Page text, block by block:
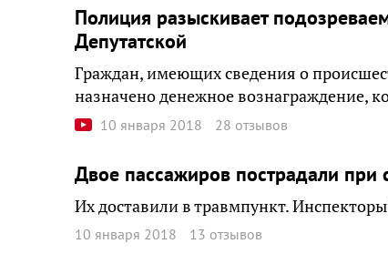
Полиция разыскивает
Депутатской
Граждан, имеющих сведения о
назначено денежное вознаграждение,
10 января 2018 28 отзывов
Двое пассажиров пострадали при
Их доставили в травмпункт.
10 января 2018 13 отзывов